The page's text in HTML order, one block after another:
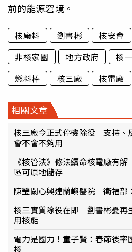
前的能源窘境。
核廢料 劉書彬 核安會
非核家園
地方政府 核
燃料棒
核三廠 核電廠
相關文章
核三廠今正式停機除役 支持、
會不會不夠用
《核管法》修法續命核電廠有
區可原地儲存
陳瑩關心興建蘭嶼醫院 衛福部
核三實質除役在即 劉書彬憂再
用核能
電力是國力！童子賢：春節後
核